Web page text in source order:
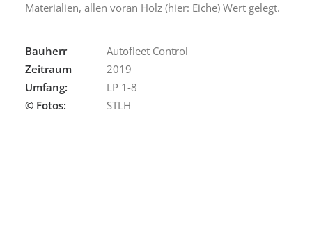
Materialien, allen voran Holz (hier: Eiche) Wert gelegt.
Bauherr
Autofleet Control
Zeitraum
2019
Umfang:
LP 1-8
© Fotos:
STLH